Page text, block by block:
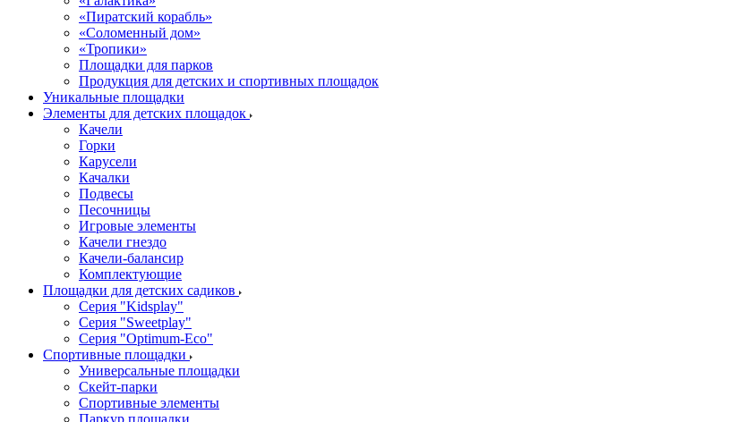
«Пиратский корабль»
«Соломенный дом»
«Тропики»
Площадки для парков
Продукция для детских и спортивных площадок
Уникальные площадки
Элементы для детских площадок
Качели
Горки
Карусели
Качалки
Подвесы
Песочницы
Игровые элементы
Качели гнездо
Качели-балансир
Комплектующие
Площадки для детских садиков
Серия "Kidsplay"
Серия "Sweetplay"
Серия "Оptimum-Еco"
Спортивные площадки
Универсальные площадки
Скейт-парки
Спортивные элементы
Паркур площадки